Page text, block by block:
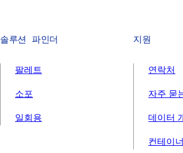
솔루션 파인더
팔레트
소포
일회용
지원
연락처
자주 묻
데이터
컨테이